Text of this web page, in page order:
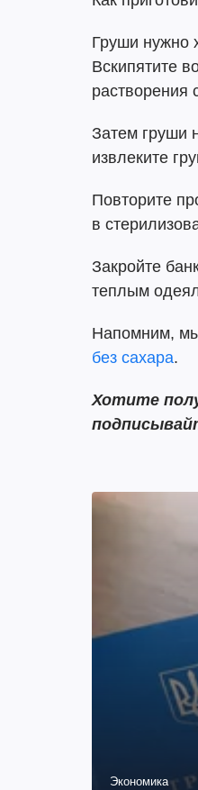
Груши нужно
Вскипятите
растворения
Затем груши
извлеките
Повторите
в
Закройте
теплым
Напомним,
без сахара.
Хотите
Экономика